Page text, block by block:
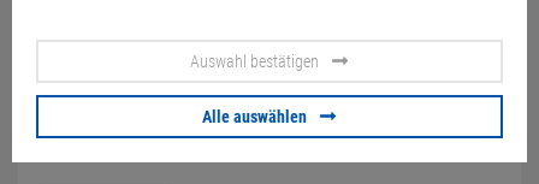
89.00 €
Auswahl bestätigen
Alle auswählen